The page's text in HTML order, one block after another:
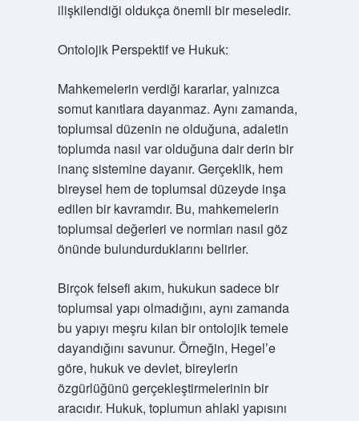
ilişkilendiği oldukça önemli bir meseledir.
Ontolojik Perspektif ve Hukuk:
Mahkemelerin verdiği kararlar, yalnızca
somut kanıtlara dayanmaz. Aynı zamanda,
toplumsal düzenin ne olduğuna, adaletin
toplumda nasıl var olduğuna dair derin bir
inanç sistemine dayanır. Gerçeklik, hem
bireysel hem de toplumsal düzeyde inşa
edilen bir kavramdır. Bu, mahkemelerin
toplumsal değerleri ve normları nasıl göz
önünde bulundurduklarını belirler.
Birçok felsefi akım, hukukun sadece bir
toplumsal yapı olmadığını, aynı zamanda
bu yapıyı meşru kılan bir ontolojik temele
dayandığını savunur. Örneğin, Hegel’e
göre, hukuk ve devlet, bireylerin
özgürlüğünü gerçekleştirmelerinin bir
aracıdır. Hukuk, toplumun ahlaki yapısını